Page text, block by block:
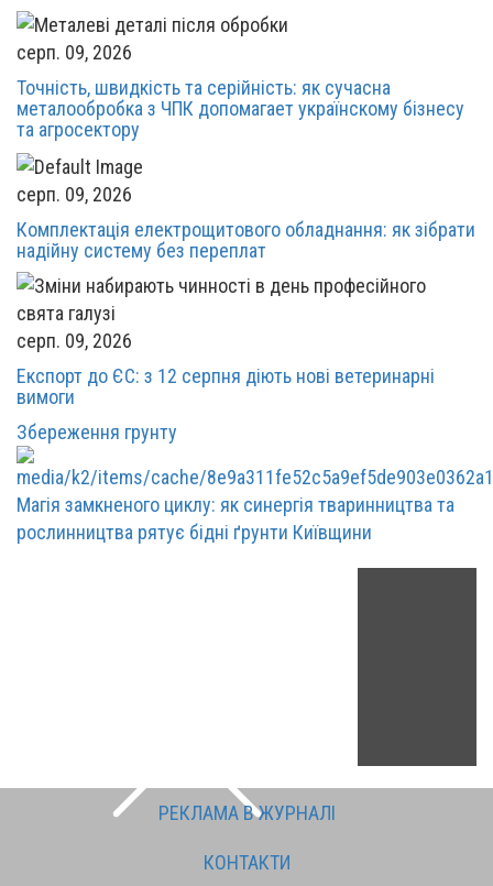
серп. 09, 2026
Точність, швидкість та серійність: як сучасна
металообробка з ЧПК допомагает українскому бізнесу
та агросектору
серп. 09, 2026
Комплектація електрощитового обладнання: як зібрати
надійну систему без переплат
серп. 09, 2026
Експорт до ЄС: з 12 серпня діють нові ветеринарні
вимоги
Збереження грунту
Магія замкненого циклу: як синергія тваринництва та
рослинництва рятує бідні ґрунти Київщини
РЕКЛАМА В ЖУРНАЛІ
КОНТАКТИ